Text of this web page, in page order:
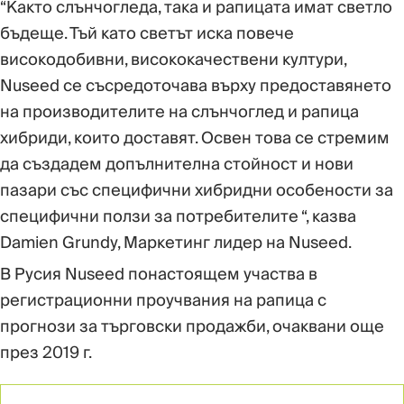
“Както слънчогледа, така и рапицата имат светло
бъдеще. Тъй като светът иска повече
високодобивни, висококачествени култури,
Nuseed се съсредоточава върху предоставянето
на производителите на слънчоглед и рапица
хибриди, които доставят. Освен това се стремим
да създадем допълнителна стойност и нови
пазари със специфични хибридни особености за
специфични ползи за потребителите “, казва
Damien Grundy, Маркетинг лидер на Nuseed.
В Русия Nuseed понастоящем участва в
регистрационни проучвания на рапица с
прогнози за търговски продажби, очаквани още
през 2019 г.